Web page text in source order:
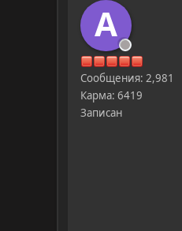
A
Сообщения: 2,981
Карма: 6419
Записан